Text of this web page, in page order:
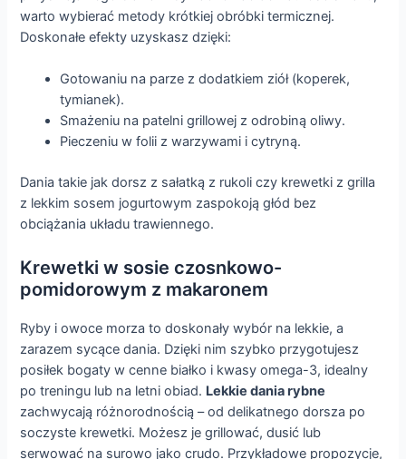
warto wybierać metody krótkiej obróbki termicznej.
Doskonałe efekty uzyskasz dzięki:
Gotowaniu na parze z dodatkiem ziół (koperek,
tymianek).
Smażeniu na patelni grillowej z odrobiną oliwy.
Pieczeniu w folii z warzywami i cytryną.
Dania takie jak dorsz z sałatką z rukoli czy krewetki z grilla
z lekkim sosem jogurtowym zaspokoją głód bez
obciążania układu trawiennego.
Krewetki w sosie czosnkowo-
pomidorowym z makaronem
Ryby i owoce morza to doskonały wybór na lekkie, a
zarazem sycące dania. Dzięki nim szybko przygotujesz
posiłek bogaty w cenne białko i kwasy omega-3, idealny
po treningu lub na letni obiad. Lekkie dania rybne
zachwycają różnorodnością – od delikatnego dorsza po
soczyste krewetki. Możesz je grillować, dusić lub
serwować na surowo jako crudo. Przykładowe propozycje,